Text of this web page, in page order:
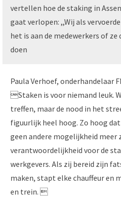
vertellen hoe de staking in
gaat verlopen: ,,Wij als
het is aan de medewerkers of
doen
Paula Verhoef, onderhandelaar
Staken is voor niemand leuk.
treffen, maar de nood in het
figuurlijk heel hoog. Zo hoog
geen andere mogelijkheid meer
verantwoordelijkheid voor de
werkgevers. Als zij bereid zijn
maken, stapt elke chauffeur en
en trein. 